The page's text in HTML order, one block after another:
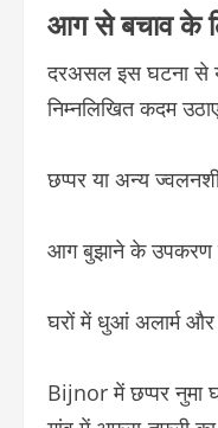
आग से बचाव के
दरअसल इस घटना से
निम्नलिखित कदम
छप्पर या अन्य
आग बुझाने के उपकरण
घरों में धुआं अलार्म
Bijnor में छप्पर नुमा